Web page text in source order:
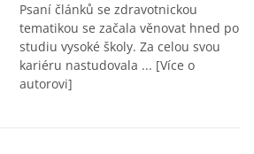
Psaní článků se zdravotnickou
tematikou se začala věnovat hned po
studiu vysoké školy. Za celou svou
kariéru nastudovala ... [Více o
autorovi]